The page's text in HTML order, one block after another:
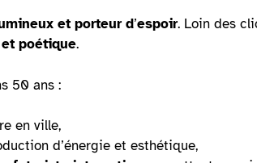
et porteur d’espoir. Loin des
poétique.
50 ans :
en ville,
d’énergie et esthétique,